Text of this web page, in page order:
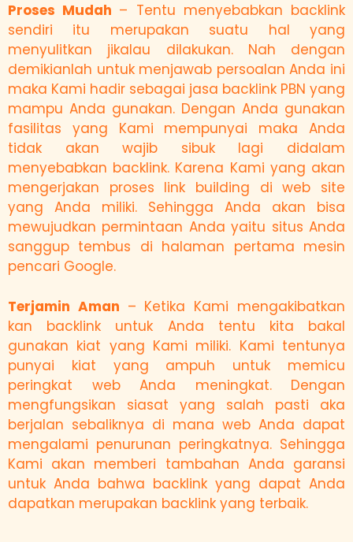
Proses Mudah – Tentu menyebabkan backlink
sendiri itu merupakan suatu hal yang
menyulitkan jikalau dilakukan. Nah dengan
demikianlah untuk menjawab persoalan Anda ini
maka Kami hadir sebagai jasa backlink PBN yang
mampu Anda gunakan. Dengan Anda gunakan
fasilitas yang Kami mempunyai maka Anda
tidak akan wajib sibuk lagi didalam
menyebabkan backlink. Karena Kami yang akan
mengerjakan proses link building di web site
yang Anda miliki. Sehingga Anda akan bisa
mewujudkan permintaan Anda yaitu situs Anda
sanggup tembus di halaman pertama mesin
pencari Google.
Terjamin Aman – Ketika Kami mengakibatkan
kan backlink untuk Anda tentu kita bakal
gunakan kiat yang Kami miliki. Kami tentunya
punyai kiat yang ampuh untuk memicu
peringkat web Anda meningkat. Dengan
mengfungsikan siasat yang salah pasti aka
berjalan sebaliknya di mana web Anda dapat
mengalami penurunan peringkatnya. Sehingga
Kami akan memberi tambahan Anda garansi
untuk Anda bahwa backlink yang dapat Anda
dapatkan merupakan backlink yang terbaik.